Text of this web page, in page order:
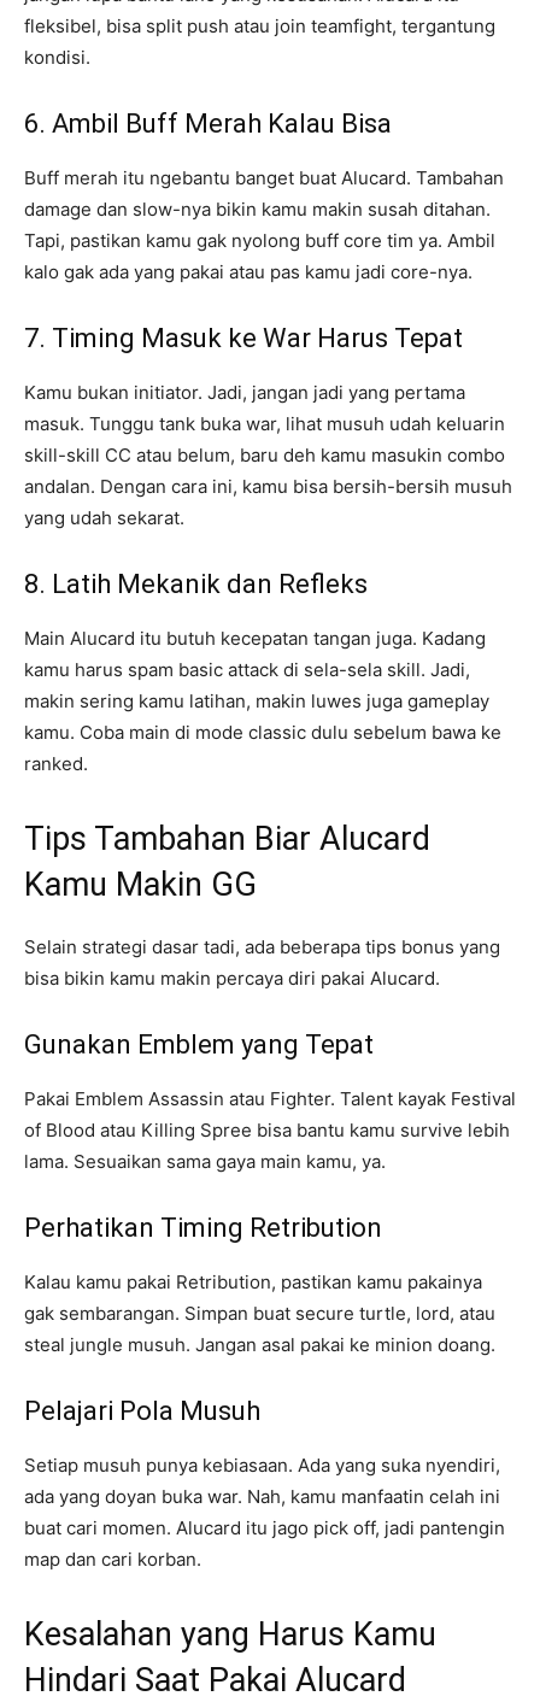
fleksibel, bisa split push atau join teamfight, tergantung
kondisi.
6. Ambil Buff Merah Kalau Bisa
Buff merah itu ngebantu banget buat Alucard. Tambahan
damage dan slow-nya bikin kamu makin susah ditahan.
Tapi, pastikan kamu gak nyolong buff core tim ya. Ambil
kalo gak ada yang pakai atau pas kamu jadi core-nya.
7. Timing Masuk ke War Harus Tepat
Kamu bukan initiator. Jadi, jangan jadi yang pertama
masuk. Tunggu tank buka war, lihat musuh udah keluarin
skill-skill CC atau belum, baru deh kamu masukin combo
andalan. Dengan cara ini, kamu bisa bersih-bersih musuh
yang udah sekarat.
8. Latih Mekanik dan Refleks
Main Alucard itu butuh kecepatan tangan juga. Kadang
kamu harus spam basic attack di sela-sela skill. Jadi,
makin sering kamu latihan, makin luwes juga gameplay
kamu. Coba main di mode classic dulu sebelum bawa ke
ranked.
Tips Tambahan Biar Alucard
Kamu Makin GG
Selain strategi dasar tadi, ada beberapa tips bonus yang
bisa bikin kamu makin percaya diri pakai Alucard.
Gunakan Emblem yang Tepat
Pakai Emblem Assassin atau Fighter. Talent kayak Festival
of Blood atau Killing Spree bisa bantu kamu survive lebih
lama. Sesuaikan sama gaya main kamu, ya.
Perhatikan Timing Retribution
Kalau kamu pakai Retribution, pastikan kamu pakainya
gak sembarangan. Simpan buat secure turtle, lord, atau
steal jungle musuh. Jangan asal pakai ke minion doang.
Pelajari Pola Musuh
Setiap musuh punya kebiasaan. Ada yang suka nyendiri,
ada yang doyan buka war. Nah, kamu manfaatin celah ini
buat cari momen. Alucard itu jago pick off, jadi pantengin
map dan cari korban.
Kesalahan yang Harus Kamu
Hindari Saat Pakai Alucard